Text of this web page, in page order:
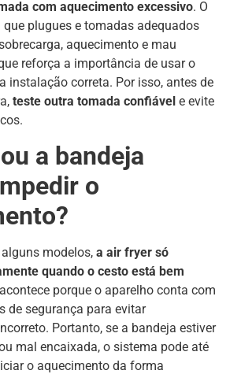
com aquecimento excessivo. O
que plugues e tomadas adequados
aquecimento e mau
reforça a importância de usar o
instalação correta. Por isso, antes de
teste outra tomada confiável e evite
a bandeja
o
modelos, a air fryer só
quando o cesto está bem
porque o aparelho conta com
de segurança para evitar
Portanto, se a bandeja estiver
mal encaixada, o sistema pode até
o aquecimento da forma